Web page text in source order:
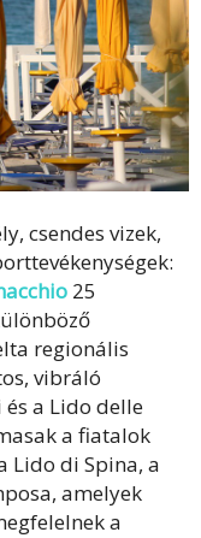
csendes vizek,
25
regionális
vibráló
a Lido delle
a fiatalok
Lido di Spina, a
amelyek
a